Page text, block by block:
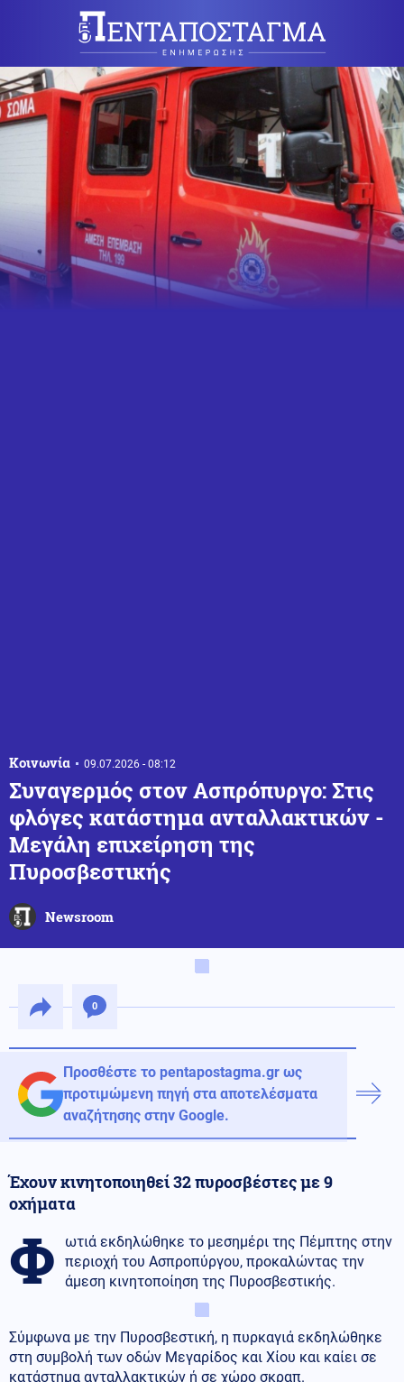
Κοινωνία 09.07.2026 - 08:12
Συναγερμός στον Ασπρόπυργο: Στις
φλόγες κατάστημα ανταλλακτικών -
Μεγάλη επιχείρηση της
Πυροσβεστικής
Newsroom
0
Προσθέστε το pentapostagma.gr ως
προτιμώμενη πηγή στα αποτελέσματα
αναζήτησης στην Google.
Έχουν κινητοποιηθεί 32 πυροσβέστες με 9
οχήματα
Φ
ωτιά εκδηλώθηκε το μεσημέρι της Πέμπτης στην
περιοχή του Ασπροπύργου, προκαλώντας την
άμεση κινητοποίηση της Πυροσβεστικής.
Σύμφωνα με την Πυροσβεστική, η πυρκαγιά εκδηλώθηκε
στη συμβολή των οδών Μεγαρίδος και Χίου και καίει σε
κατάστημα ανταλλακτικών ή σε χώρο σκραπ.